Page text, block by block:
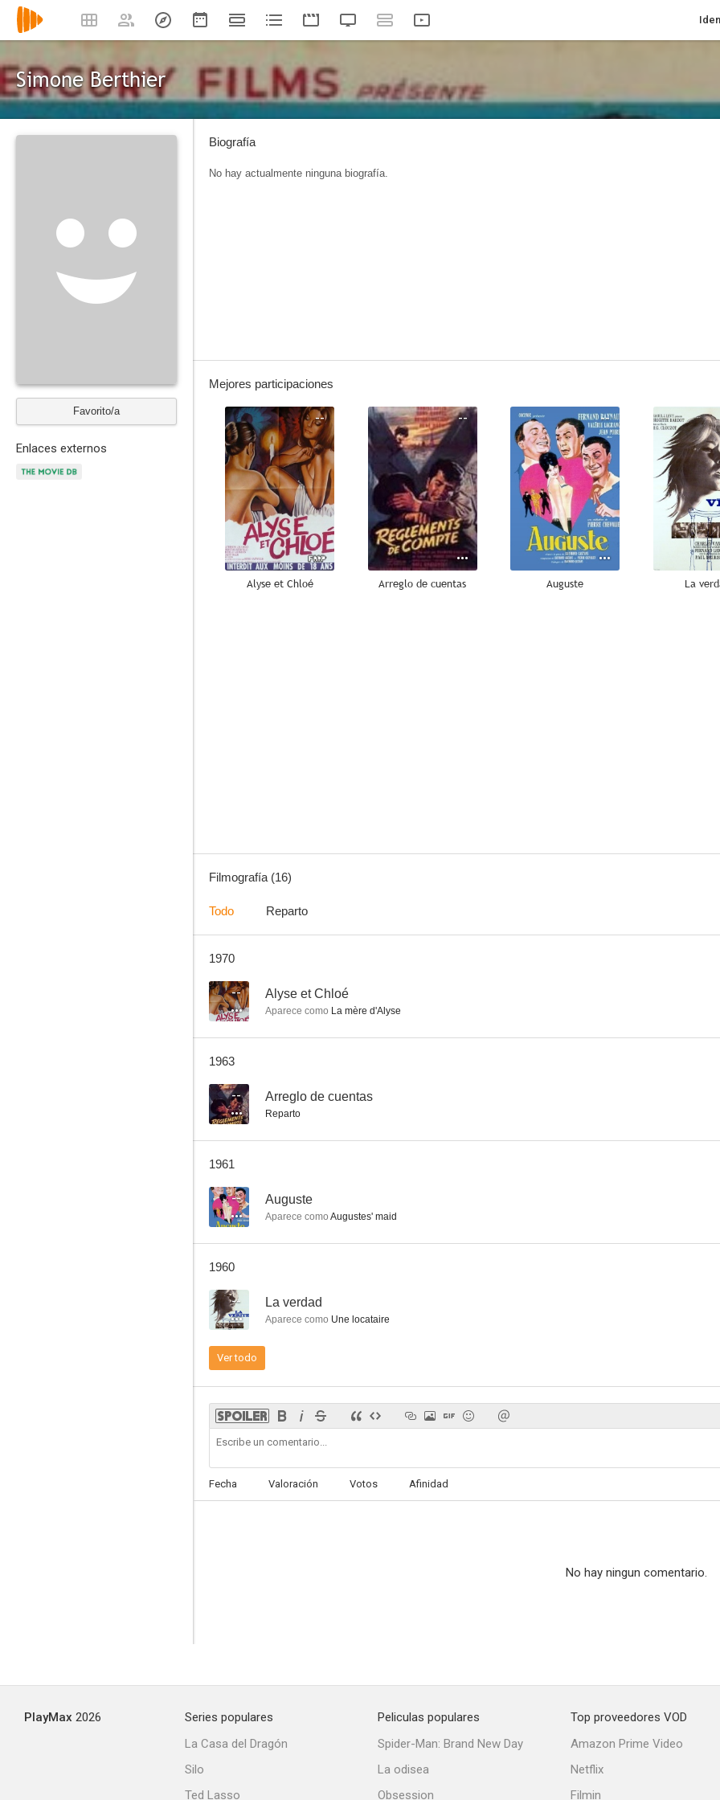
Simone Berthier
Favorito/a
Enlaces externos
Biografía
No hay actualmente ninguna biografía.
Mejores participaciones
--
Alyse et Chloé
--
Arreglo de cuentas
--
Auguste La
Una chica estupenda
Filmografía (16)
Todo Reparto
1970
-- Alyse et Chloé
Aparece como La mère d'Alyse
1963
-- Arreglo de cuentas
Reparto
1961
-- Auguste
Aparece como Augustes' maid
1960
-- La verdad
Aparece como Une locataire
Ver todo
Fecha Valoración Votos Afinidad
No hay ningun comentario.
PlayMax 2026
Series populares
La Casa del Dragón
Silo
Ted Lasso
Peliculas populares
Spider-Man: Brand New Day
La odisea
Obsession
Top proveedores VOD
Amazon Prime Video
Netflix
Filmin